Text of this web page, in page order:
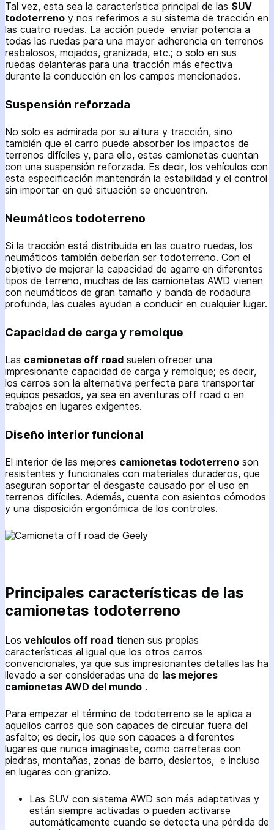
Tal vez, esta sea la característica principal de las SUV
todoterreno y nos referimos a su sistema de tracción en
las cuatro ruedas. La acción puede enviar potencia a
todas las ruedas para una mayor adherencia en terrenos
resbalosos, mojados, granizada, etc.; o solo en sus
ruedas delanteras para una tracción más efectiva
durante la conducción en los campos mencionados.
Suspensión reforzada
No solo es admirada por su altura y tracción, sino
también que el carro puede absorber los impactos de
terrenos difíciles y, para ello, estas camionetas cuentan
con una suspensión reforzada. Es decir, los vehículos con
esta especificación mantendrán la estabilidad y el control
sin importar en qué situación se encuentren.
Neumáticos todoterreno
Si la tracción está distribuida en las cuatro ruedas, los
neumáticos también deberían ser todoterreno. Con el
objetivo de mejorar la capacidad de agarre en diferentes
tipos de terreno, muchas de las camionetas AWD vienen
con neumáticos de gran tamaño y banda de rodadura
profunda, las cuales ayudan a conducir en cualquier lugar.
Capacidad de carga y remolque
Las camionetas off road suelen ofrecer una
impresionante capacidad de carga y remolque; es decir,
los carros son la alternativa perfecta para transportar
equipos pesados, ya sea en aventuras off road o en
trabajos en lugares exigentes.
Diseño interior funcional
El interior de las mejores camionetas todoterreno son
resistentes y funcionales con materiales duraderos, que
aseguran soportar el desgaste causado por el uso en
terrenos difíciles. Además, cuenta con asientos cómodos
y una disposición ergonómica de los controles.
Principales características de las
camionetas todoterreno
Los vehículos off road tienen sus propias
características al igual que los otros carros
convencionales, ya que sus impresionantes detalles las ha
llevado a ser consideradas una de las mejores
camionetas AWD del mundo .
Para empezar el término de todoterreno se le aplica a
aquellos carros que son capaces de circular fuera del
asfalto; es decir, los que son capaces a diferentes
lugares que nunca imaginaste, como carreteras con
piedras, montañas, zonas de barro, desiertos, e incluso
en lugares con granizo.
Las SUV con sistema AWD son más adaptativas y
están siempre activadas o pueden activarse
automáticamente cuando se detecta una pérdida de